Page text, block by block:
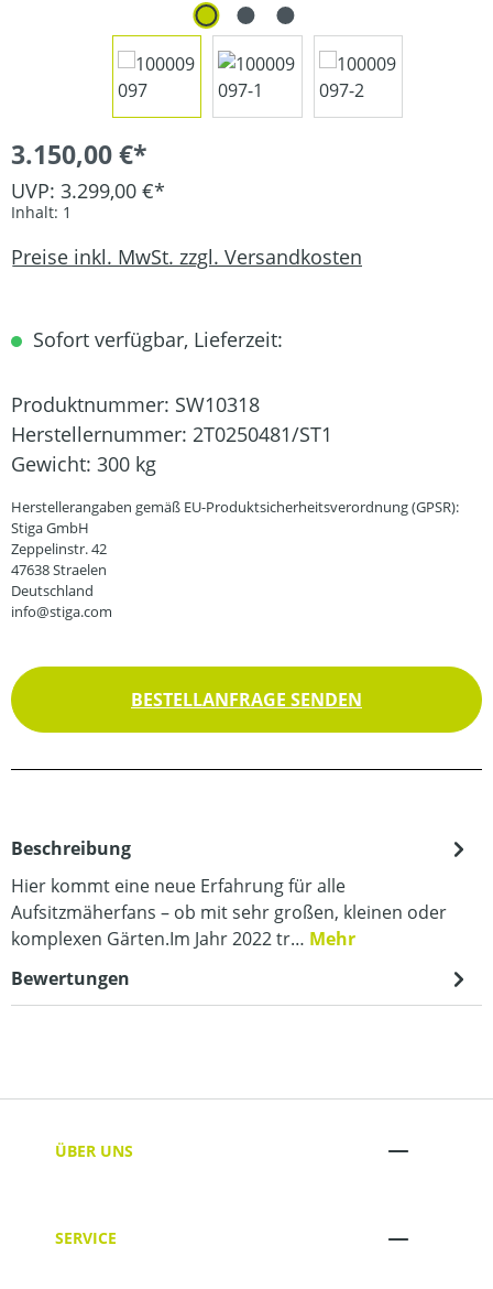
3.150,00 €*
UVP: 3.299,00 €*
Inhalt: 1
Preise inkl. MwSt. zzgl. Versandkosten
Sofort verfügbar, Lieferzeit:
Produktnummer: SW10318
Herstellernummer: 2T0250481/ST1
Gewicht: 300 kg
Herstellerangaben gemäß EU-Produktsicherheitsverordnung (GPSR):
Stiga GmbH
Zeppelinstr. 42
47638 Straelen
Deutschland
info@stiga.com
BESTELLANFRAGE SENDEN
Beschreibung
Hier kommt eine neue Erfahrung für alle
Aufsitzmäherfans – ob mit sehr großen, kleinen oder
komplexen Gärten.Im Jahr 2022 tr… Mehr
Bewertungen
ÜBER UNS
SERVICE